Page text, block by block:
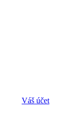
Váš účet